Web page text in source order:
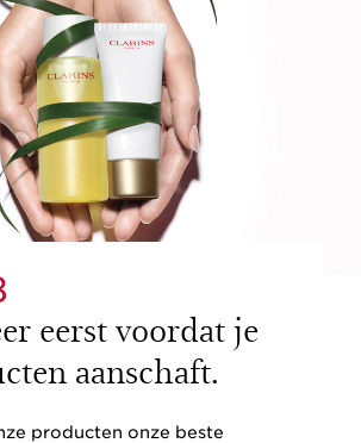
eerst voordat je
aanschaft.
producten onze beste